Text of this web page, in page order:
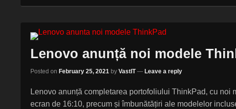
Lenovo anunță noi modele
Posted on February 25, 2021 by VastIT — Leave a reply
Lenovo anunță completarea portofoliului ThinkPad, cu
ecran de 16:10, precum și îmbunătățiri ale modelelor